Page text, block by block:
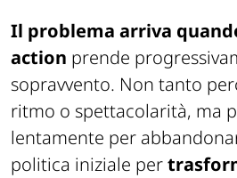
Il problema arriva
action prende
sopravvento. Non tanto
ritmo o spettacolarità, ma
lentamente per
politica iniziale per